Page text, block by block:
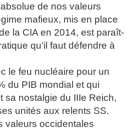
de nos valeurs
mafieux, mis en place
la CIA en 2014, est paraît-
qu’il faut défendre à
le feu nucléaire pour un
du PIB mondial et qui
sa nostalgie du IIIe Reich,
unités aux relents SS.
valeurs occidentales